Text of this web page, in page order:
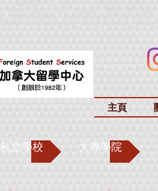
主頁
私立學校 大專學院